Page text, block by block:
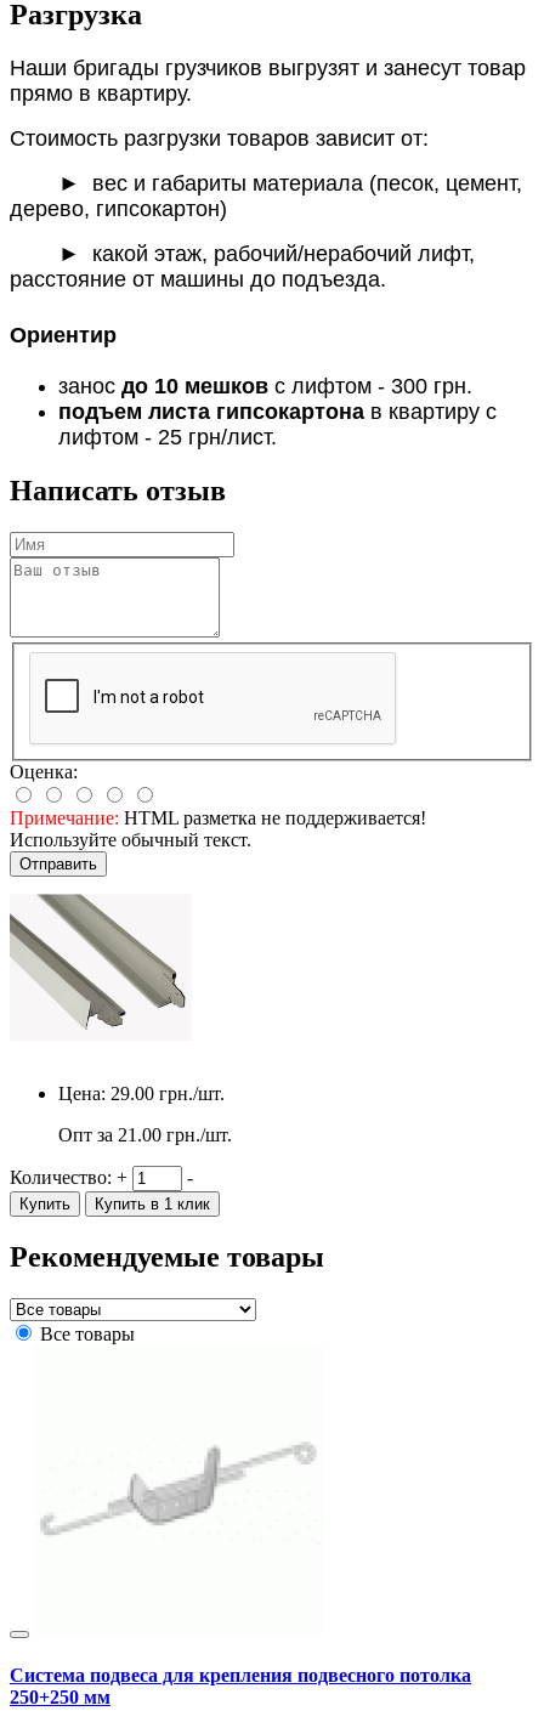
Разгрузка
Наши бригады грузчиков выгрузят и занесут товар
прямо в квартиру.
Стоимость разгрузки товаров зависит от:
►
вес и габариты материала (песок, цемент,
дерево, гипсокартон)
► какой этаж, рабочий/нерабочий лифт,
расстояние от машины до подъезда.
Ориентир
занос до 10 мешков с лифтом - 300 грн.
подъем листа гипсокартона в квартиру с
лифтом - 25 грн/лист.
Написать отзыв
Оценка:
Примечание: HTML разметка не поддерживается!
Используйте обычный текст.
Отправить
Цена: 29.00 грн./шт.
Опт за 21.00 грн./шт.
Количество: + -
Купить Купить в 1 клик
Рекомендуемые товары
Все товары
Система подвеса для крепления подвесного потолка
250+250 мм